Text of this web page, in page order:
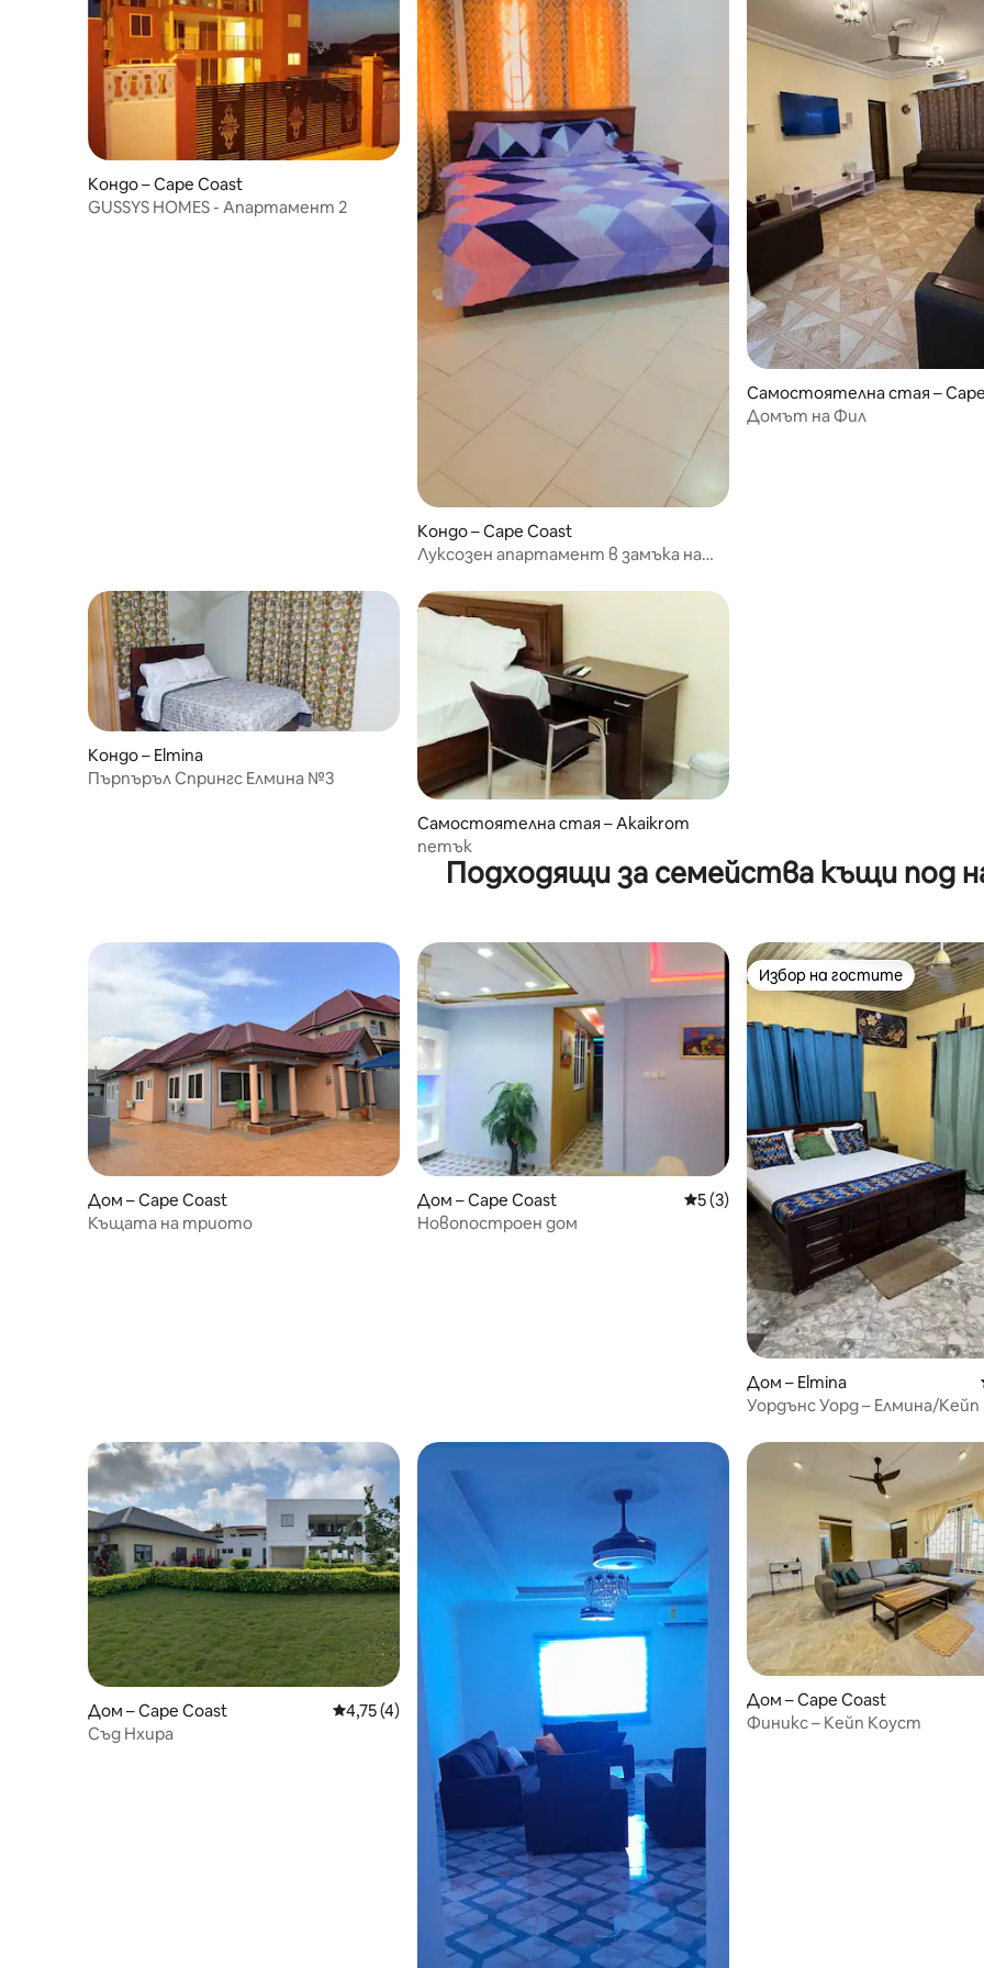
Кондо – Cape Coast
GUSSYS HOMES - Апартамент 2
Кондо – Cape Coast
Луксозен апартамент в замъка на
Самостоятелна стая –
Домът на Фил
Кондо – Elmina
Пърпъръл Спрингс Елмина №3
Самостоятелна стая – Akaikrom
петък
Подходящи за семейства къщи под
Дом – Cape Coast
Къщата на триото
Дом – Cape Coast Средна оценка: 5 от 5, 3 отзива
5 (3)
Новопостроен дом
Избор на гостите
Избор на гостите
Дом – Elmina
Уордънс Уорд – Елмина/
Дом – Cape Coast Средна оценка: 4,75 от 5, 4 отзива
4,75 (4)
Съд Нхира
Дом – Cape Coast
Финикс – Кейп Коуст